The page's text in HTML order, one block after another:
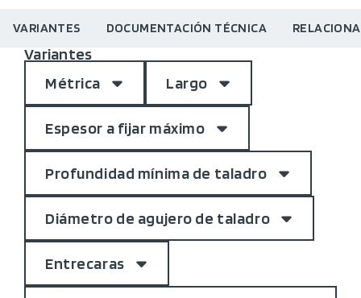
VARIANTES DOCUMENTACIÓN TÉCNICA
Variantes
Métrica
Largo
Espesor a fijar máximo
Profundidad mínima de taladro
Diámetro de agujero de taladro
Entrecaras